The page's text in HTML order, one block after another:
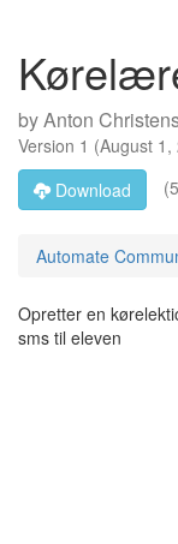
byAnton
Version 1 (August 1,
Download
Automate
Opretter en
sms til eleven